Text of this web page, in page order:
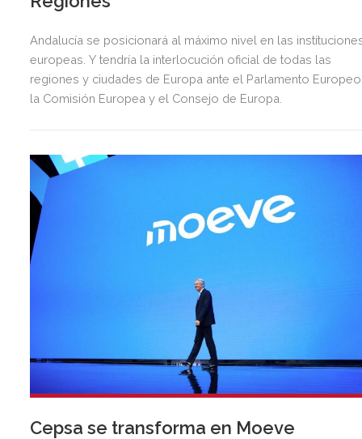
Andalucía se posicionará al máximo nivel en las
europeas. Y tendría la interlocución oficial de todas las
regiones y ciudades de Europa ante el Parlamento
la Comisión Europea y el Consejo de Europa.
Cepsa se transforma en Moeve